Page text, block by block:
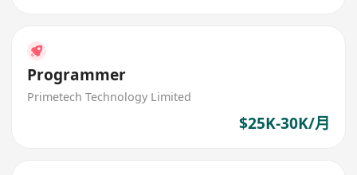
Programmer
Primetech Technology Limited
$25K-30K/月